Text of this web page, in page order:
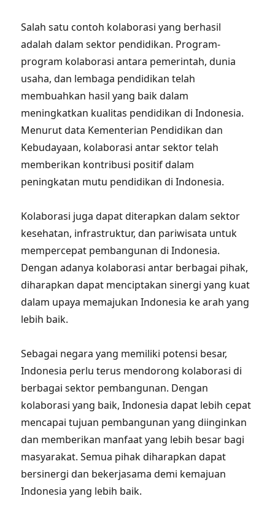
Salah satu contoh kolaborasi yang berhasil
adalah dalam sektor pendidikan. Program-
program kolaborasi antara pemerintah, dunia
usaha, dan lembaga pendidikan telah
membuahkan hasil yang baik dalam
meningkatkan kualitas pendidikan di Indonesia.
Menurut data Kementerian Pendidikan dan
Kebudayaan, kolaborasi antar sektor telah
memberikan kontribusi positif dalam
peningkatan mutu pendidikan di Indonesia.
Kolaborasi juga dapat diterapkan dalam sektor
kesehatan, infrastruktur, dan pariwisata untuk
mempercepat pembangunan di Indonesia.
Dengan adanya kolaborasi antar berbagai pihak,
diharapkan dapat menciptakan sinergi yang kuat
dalam upaya memajukan Indonesia ke arah yang
lebih baik.
Sebagai negara yang memiliki potensi besar,
Indonesia perlu terus mendorong kolaborasi di
berbagai sektor pembangunan. Dengan
kolaborasi yang baik, Indonesia dapat lebih cepat
mencapai tujuan pembangunan yang diinginkan
dan memberikan manfaat yang lebih besar bagi
masyarakat. Semua pihak diharapkan dapat
bersinergi dan bekerjasama demi kemajuan
Indonesia yang lebih baik.